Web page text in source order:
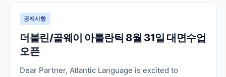
공지사항
더블린/골웨이 아틀란틱 8월 31일 대면수업
오픈
Dear Partner, Atlantic Language is excited to